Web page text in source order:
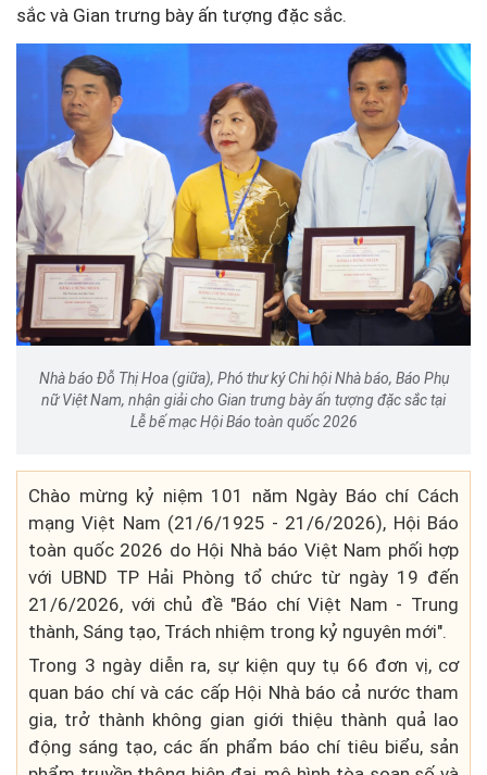
sắc và Gian trưng bày ấn tượng đặc sắc.
Nhà báo Đỗ Thị Hoa (giữa), Phó thư ký Chi hội Nhà báo, Báo Phụ
nữ Việt Nam, nhận giải cho Gian trưng bày ấn tượng đặc sắc tại
Lễ bế mạc Hội Báo toàn quốc 2026
Chào mừng kỷ niệm 101 năm Ngày Báo chí Cách
mạng Việt Nam (21/6/1925 - 21/6/2026), Hội Báo
toàn quốc 2026 do Hội Nhà báo Việt Nam phối hợp
với UBND TP Hải Phòng tổ chức từ ngày 19 đến
21/6/2026, với chủ đề "Báo chí Việt Nam - Trung
thành, Sáng tạo, Trách nhiệm trong kỷ nguyên mới".
Trong 3 ngày diễn ra, sự kiện quy tụ 66 đơn vị, cơ
quan báo chí và các cấp Hội Nhà báo cả nước tham
gia, trở thành không gian giới thiệu thành quả lao
động sáng tạo, các ấn phẩm báo chí tiêu biểu, sản